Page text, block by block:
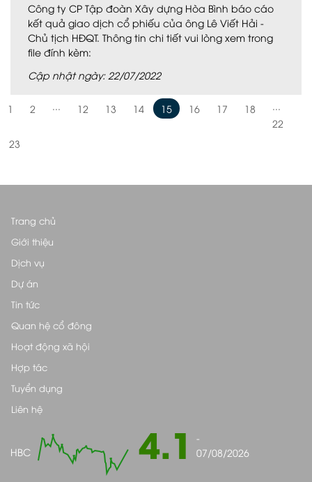
Công ty CP Tập đoàn Xây dựng Hòa Bình báo cáo
kết quả giao dịch cổ phiếu của ông Lê Viết Hải -
Chủ tịch HĐQT. Thông tin chi tiết vui lòng xem trong
file đính kèm:
Cập nhật ngày: 22/07/2022
1 2 12 13 14 15 16 17 18
22
23
Trang chủ
Giới thiệu
Dịch vụ
Dự án
Tin tức
Quan hệ cổ đông
Hoạt động xã hội
Hợp tác
Tuyển dụng
Liên hệ
HBC 4.1
-
07/08/2026